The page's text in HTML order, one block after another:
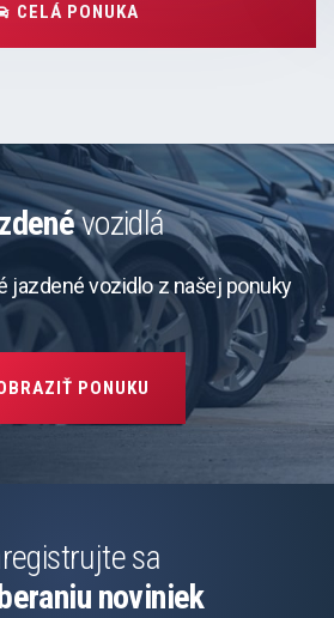
CELÁ PONUKA
vozidlá
jazdené vozidlo z našej ponuky
PONUKU
sa
noviniek